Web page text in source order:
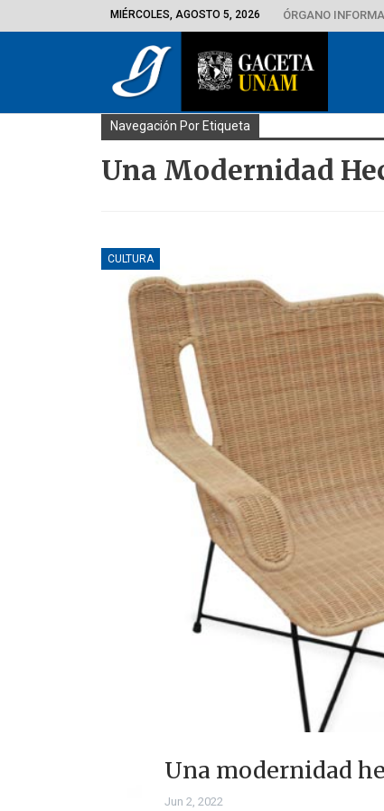
MIÉRCOLES, AGOSTO 5, 2026 ÓRGANO
Navegación Por Etiqueta
Una Modernidad
CULTURA
Una modernidad
Jun 2, 2022